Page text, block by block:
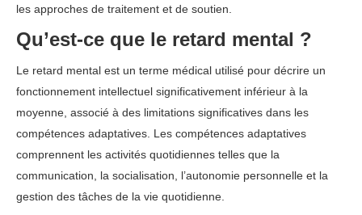
les approches de traitement et de soutien.
Qu’est-ce que le retard mental ?
Le retard mental est un terme médical utilisé pour décrire un
fonctionnement intellectuel significativement inférieur à la
moyenne, associé à des limitations significatives dans les
compétences adaptatives. Les compétences adaptatives
comprennent les activités quotidiennes telles que la
communication, la socialisation, l’autonomie personnelle et la
gestion des tâches de la vie quotidienne.